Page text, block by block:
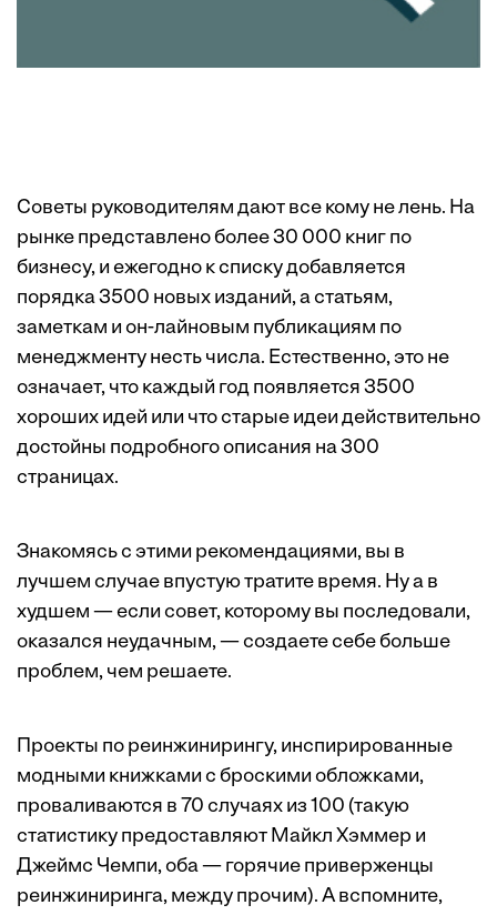
Советы руководителям дают все кому не лень. На
рынке представлено более 30 000 книг по
бизнесу, и ежегодно к списку добавляется
порядка 3500 новых изданий, а статьям,
заметкам и он-лайновым публикациям по
менеджменту несть числа. Естественно, это не
означает, что каждый год появляется 3500
хороших идей или что старые идеи действительно
достойны подробного описания на 300
страницах.
Знакомясь с этими рекомендациями, вы в
лучшем случае впустую тратите время. Ну а в
худшем — если совет, которому вы последовали,
оказался неудачным, — создаете себе больше
проблем, чем решаете.
Проекты по реинжинирингу, инспирированные
модными книжками с броскими обложками,
проваливаются в 70 случаях из 100 (такую
статистику предоставляют Майкл Хэммер и
Джеймс Чемпи, оба — горячие приверженцы
реинжиниринга, между прочим). А вспомните,